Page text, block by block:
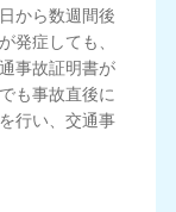
から数週間後
発症しても、
事故証明書が
も事故直後に
行い、交通事